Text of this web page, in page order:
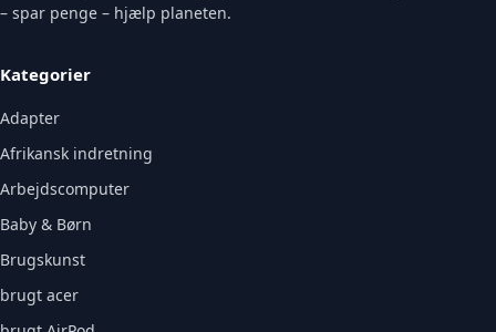
– spar penge – hjælp planeten.
Kategorier
Adapter
Afrikansk indretning
Arbejdscomputer
Baby & Børn
Brugskunst
brugt acer